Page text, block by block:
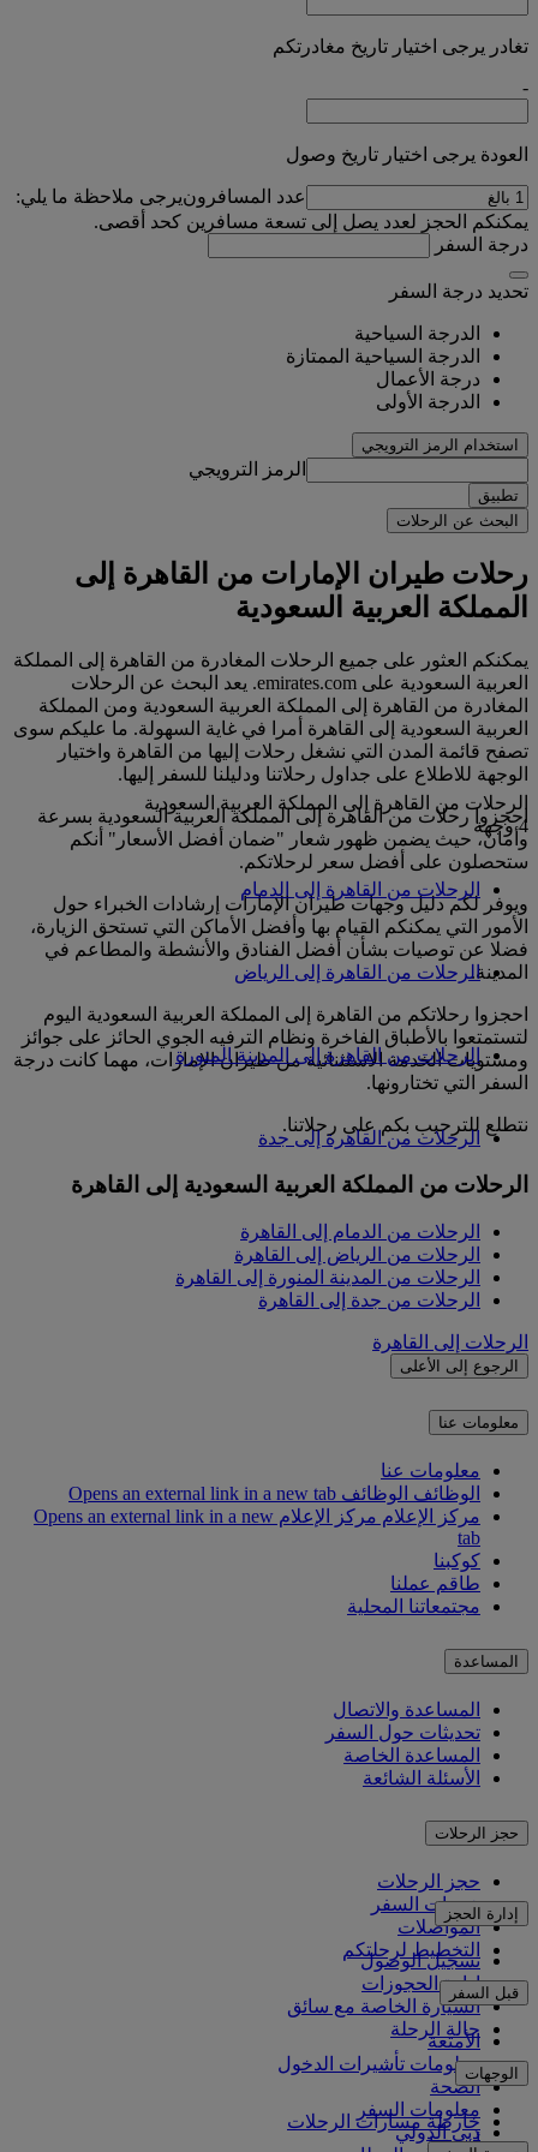
تغادر يرجى اختيار تاريخ مغادرتكم
-
العودة يرجى اختيار تاريخ وصول
عدد المسافرونيرجى ملاحظة ما يلي:
يمكنكم الحجز لعدد يصل إلى تسعة مسافرين كحد أقصى.
درجة السفر
تحديد درجة السفر
الدرجة السياحية
الدرجة السياحية الممتازة
درجة الأعمال
الدرجة الأولى
استخدام الرمز الترويجي
الرمز الترويجي
تطبيق
البحث عن الرحلات
رحلات طيران الإمارات من القاهرة إلى
المملكة العربية السعودية
يمكنكم العثور على جميع الرحلات المغادرة من القاهرة إلى المملكة
العربية السعودية على emirates.com. يعد البحث عن الرحلات
المغادرة من القاهرة إلى المملكة العربية السعودية ومن المملكة
العربية السعودية إلى القاهرة أمرا في غاية السهولة. ما عليكم سوى
تصفح قائمة المدن التي نشغل رحلات إليها من القاهرة واختيار
الوجهة للاطلاع على جداول رحلاتنا ودليلنا للسفر إليها.
احجزوا رحلات من القاهرة إلى المملكة العربية السعودية بسرعة
وأمان، حيث يضمن ظهور شعار "ضمان أفضل الأسعار" أنكم
ستحصلون على أفضل سعر لرحلاتكم.
ويوفر لكم دليل وجهات طيران الإمارات إرشادات الخبراء حول
الأمور التي يمكنكم القيام بها وأفضل الأماكن التي تستحق الزيارة،
فضلا عن توصيات بشأن أفضل الفنادق والأنشطة والمطاعم في
المدينة.
احجزوا رحلاتكم من القاهرة إلى المملكة العربية السعودية اليوم
لتستمتعوا بالأطباق الفاخرة ونظام الترفيه الجوي الحائز على جوائز
ومستويات الخدمة الاستثنائية من طيران الإمارات، مهما كانت درجة
السفر التي تختارونها.
نتطلع للترحيب بكم على رحلاتنا.
الرحلات من القاهرة إلى المملكة العربية السعودية
4 وجهة
الرحلات من القاهرة إلى الدمام
الرحلات من القاهرة إلى الرياض
الرحلات من القاهرة إلى المدينة المنورة
الرحلات من القاهرة إلى جدة
الرحلات من المملكة العربية السعودية إلى القاهرة
الرحلات من الدمام إلى القاهرة
الرحلات من الرياض إلى القاهرة
الرحلات من المدينة المنورة إلى القاهرة
الرحلات من جدة إلى القاهرة
الرحلات إلى القاهرة
الرجوع إلى الأعلى
معلومات عنا
معلومات عنا
الوظائف الوظائف Opens an external link in a new tab
مركز الإعلام
مركز الإعلام Opens an external link in a new
tab
كوكبنا
طاقم عملنا
مجتمعاتنا المحلية
المساعدة
المساعدة والاتصال
تحديثات حول السفر
المساعدة الخاصة
الأسئلة الشائعة
حجز الرحلات
حجز الرحلات
خدمات السفر
المواصلات
التخطيط لرحلتكم
إدارة الحجز
تسجيل الوصول
إدارة الحجوزات
السيارة الخاصة مع سائق
حالة الرحلة
قبل السفر
الأمتعة
معلومات تأشيرات الدخول
الصحة
معلومات السفر
دبي الدولي
الوجهات
خارطة مسارات الرحلات
أفريقيا